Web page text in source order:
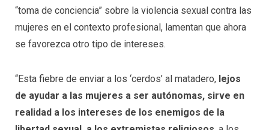
“toma de conciencia” sobre la violencia sexual contra las
mujeres en el contexto profesional, lamentan que ahora
se favorezca otro tipo de intereses.
“Esta fiebre de enviar a los ‘cerdos’ al matadero, lejos
de ayudar a las mujeres a ser autónomas, sirve en
realidad a los intereses de los enemigos de la